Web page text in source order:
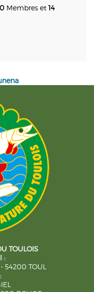
0 Membres et 14
TOULOIS
:
54200 TOUL